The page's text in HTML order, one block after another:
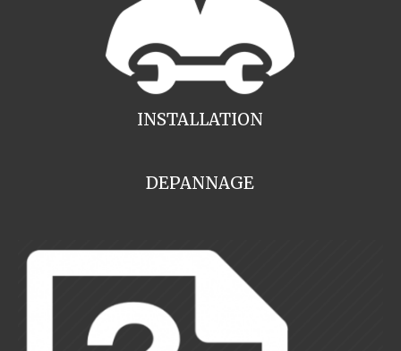
INSTALLATION
DEPANNAGE